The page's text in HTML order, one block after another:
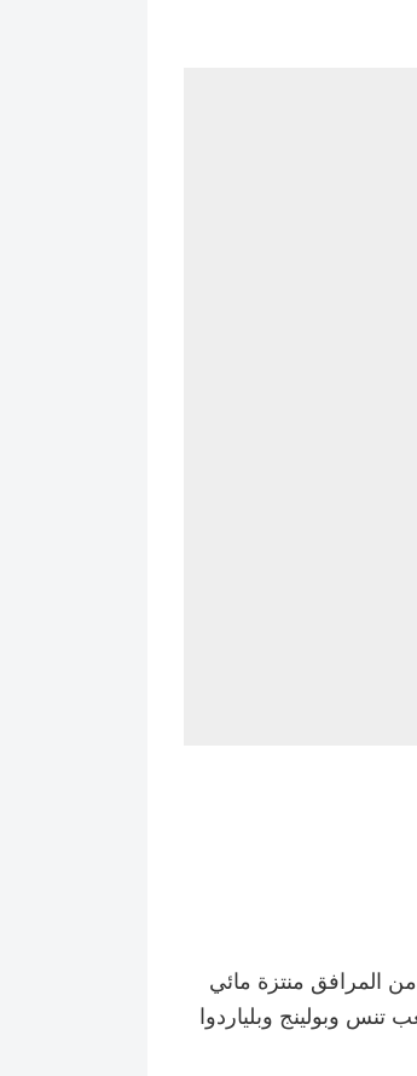
المرافق منتزة مائي
وبولينج وبلياردوا